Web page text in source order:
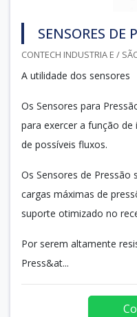
SENSORES DE
CONTECH INDUSTRIA E /
A utilidade dos sensores
Os Sensores para
para exercer a função
de possíveis fluxos.
Os Sensores de
cargas máximas de
suporte otimizado no
Por serem altamente
Press&at...